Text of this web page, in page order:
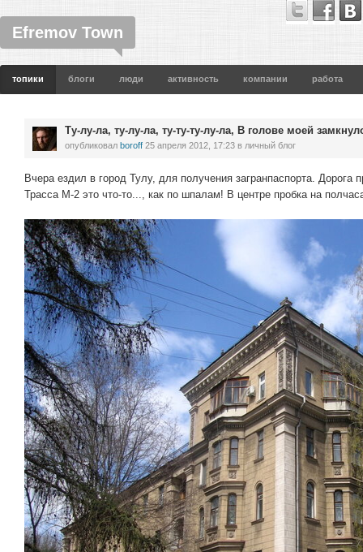
Efremov Town
топики блоги люди активность компании работа
Ту-лу-ла, ту-лу-ла, ту-ту-ту-лу-ла, В голове моей
опубликовал boroff 25 апреля 2012, 17:23 в личный блог
Вчера ездил в город Тулу, для получения загранпаспорта. Дорога
Трасса М-2 это что-то..., как по шпалам! В центре пробка на